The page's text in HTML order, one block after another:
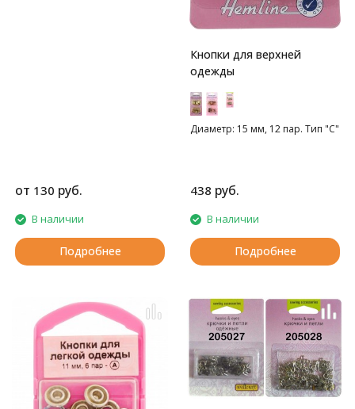
от 130 руб.
В наличии
Подробнее
Кнопки для верхней
одежды
Диаметр: 15 мм, 12 пар. Тип "С"
438 руб.
В наличии
Подробнее